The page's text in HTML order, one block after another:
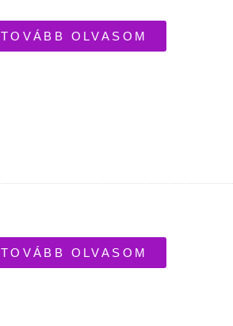
TOVÁBB OLVASOM
TOVÁBB OLVASOM